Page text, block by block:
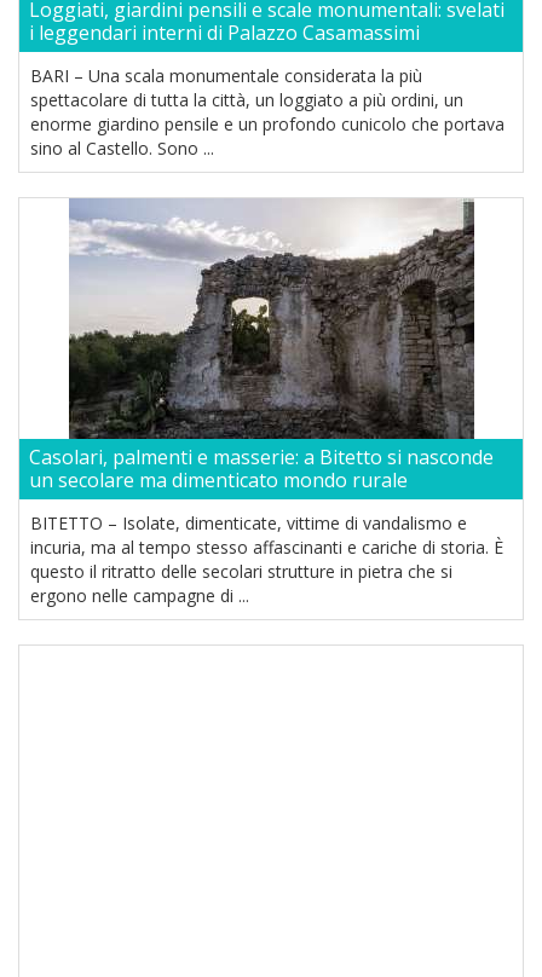
Loggiati, giardini pensili e scale monumentali: svelati
i leggendari interni di Palazzo Casamassimi
BARI – Una scala monumentale considerata la più
spettacolare di tutta la città, un loggiato a più ordini, un
enorme giardino pensile e un profondo cunicolo che portava
sino al Castello. Sono ...
Casolari, palmenti e masserie: a Bitetto si nasconde
un secolare ma dimenticato mondo rurale
BITETTO – Isolate, dimenticate, vittime di vandalismo e
incuria, ma al tempo stesso affascinanti e cariche di storia. È
questo il ritratto delle secolari strutture in pietra che si
ergono nelle campagne di ...